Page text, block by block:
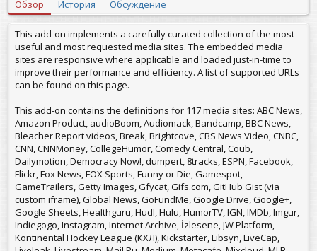
о
р
а
с
о
з
а
н
и
Обзор История Обсуждение
This add-on implements a carefully curated collection of the most
useful and most requested media sites. The embedded media
sites are responsive where applicable and loaded just-in-time to
improve their performance and efficiency. A list of supported URLs
can be found on this page.
This add-on contains the definitions for 117 media sites: ABC News,
Amazon Product, audioBoom, Audiomack, Bandcamp, BBC News,
Bleacher Report videos, Break, Brightcove, CBS News Video, CNBC,
CNN, CNNMoney, CollegeHumor, Comedy Central, Coub,
Dailymotion, Democracy Now!, dumpert, 8tracks, ESPN, Facebook,
Flickr, Fox News, FOX Sports, Funny or Die, Gamespot,
GameTrailers, Getty Images, Gfycat, Gifs.com, GitHub Gist (via
custom iframe), Global News, GoFundMe, Google Drive, Google+,
Google Sheets, Healthguru, Hudl, Hulu, HumorTV, IGN, IMDb, Imgur,
Indiegogo, Instagram, Internet Archive, İzlesene, JW Platform,
Kontinental Hockey League (КХЛ), Kickstarter, Libsyn, LiveCap,